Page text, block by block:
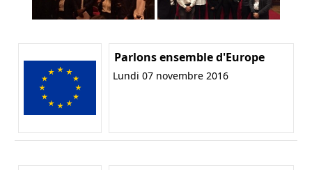
Parlons ensemble d'Europe
Lundi 07 novembre 2016